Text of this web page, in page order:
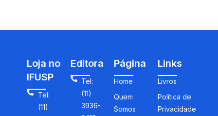
Loja no
IFUSP
Tel:
(11)
Editora
Tel:
(11)
3936-
Página
Home
Quem
Somos
Links
Livros
Política de
Privacidade